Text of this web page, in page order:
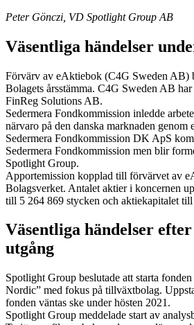
Peter Gönczi, VD Spotlight Group AB
Väsentliga händelser
Förvärv av eAktiebok (C4G Sweden AB)
Bolagets årsstämma. C4G Sweden AB
FinReg Solutions AB.
Sedermera Fondkommission inledde
närvaro på den danska marknaden genom
Sedermera Fondkommission DK ApS
Sedermera Fondkommission men blir
Spotlight Group.
Apportemission kopplad till förvärvet av
Bolagsverket. Antalet aktier i koncernen
till 5 264 869 stycken och aktiekapitalet
Väsentliga händelser
utgång
Spotlight Group beslutade att starta
Nordic” med fokus på tillväxtbolag.
fonden väntas ske under hösten 2021.
Spotlight Group meddelade start av